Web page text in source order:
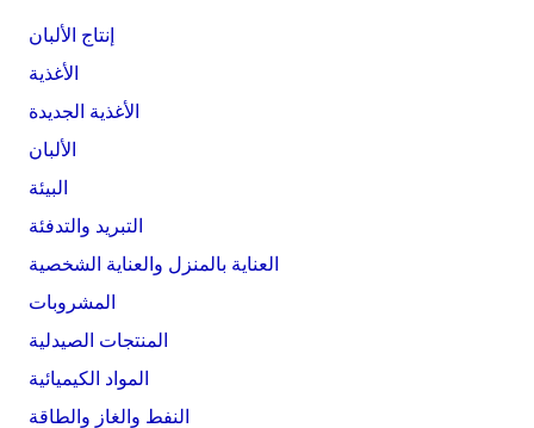
إنتاج الألبان
الأغذية
الأغذية الجديدة
الألبان
البيئة
التبريد والتدفئة
العناية بالمنزل والعناية الشخصية
المشروبات
المنتجات الصيدلية
المواد الكيميائية
النفط والغاز والطاقة